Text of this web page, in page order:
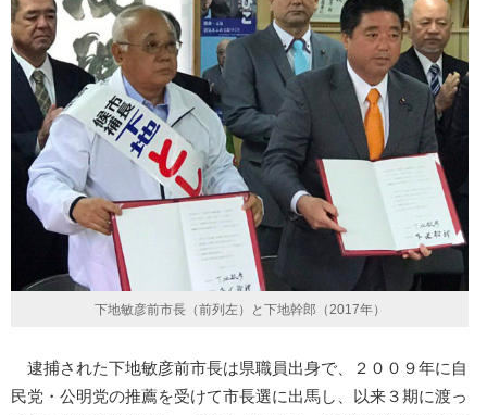
下地敏彦前市長（前列左）と下地幹郎（2017年）
逮捕された下地敏彦前市長は県職員出身で、２００９年に自
民党・公明党の推薦を受けて市長選に出馬し、以来３期に渡っ